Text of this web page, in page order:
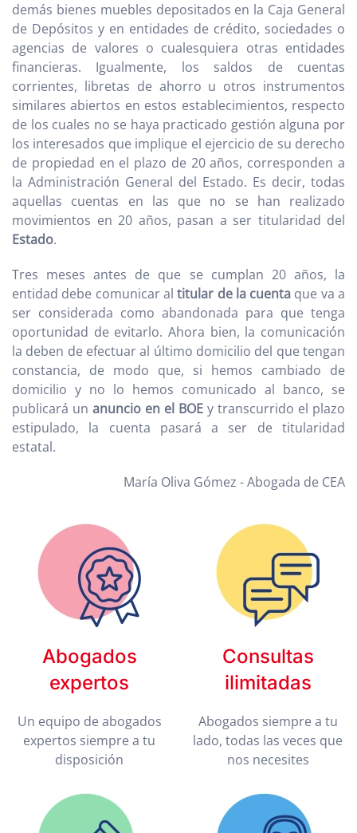
demás bienes muebles depositados en la Caja General
de Depósitos y en entidades de crédito, sociedades o
agencias de valores o cualesquiera otras entidades
financieras. Igualmente, los saldos de cuentas
corrientes, libretas de ahorro u otros instrumentos
similares abiertos en estos establecimientos, respecto
de los cuales no se haya practicado gestión alguna por
los interesados que implique el ejercicio de su derecho
de propiedad en el plazo de 20 años, corresponden a
la Administración General del Estado. Es decir, todas
aquellas cuentas en las que no se han realizado
movimientos en 20 años, pasan a ser titularidad del
Estado.
Tres meses antes de que se cumplan 20 años, la
entidad debe comunicar altitular de la cuenta que va a
ser considerada como abandonada para que tenga
oportunidad de evitarlo. Ahora bien, la comunicación
la deben de efectuar al último domicilio del que tengan
constancia, de modo que, si hemos cambiado de
domicilio y no lo hemos comunicado al banco, se
publicará un anuncio en el BOE y transcurrido el plazo
estipulado, la cuenta pasará a ser de titularidad
estatal.
María Oliva Gómez - Abogada de CEA
Abogados
expertos
Un equipo de abogados
expertos siempre a tu
disposición
Consultas
ilimitadas
Abogados siempre a tu
lado, todas las veces que
nos necesites